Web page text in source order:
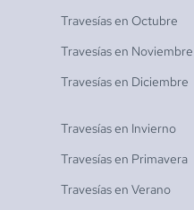
Travesías en Octubre
Travesías en Noviembre
Travesías en Diciembre
Travesías en Invierno
Travesías en Primavera
Travesías en Verano